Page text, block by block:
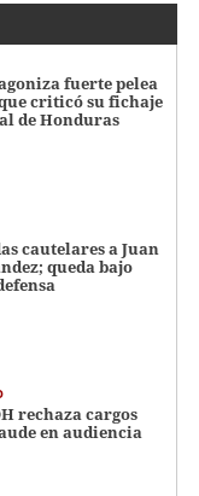
fuerte pelea
criticó su fichaje
de Honduras
cautelares a Juan
queda bajo
rechaza cargos
en audiencia